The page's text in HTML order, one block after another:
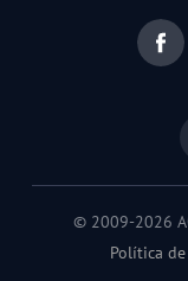
© 2009-2026
Política